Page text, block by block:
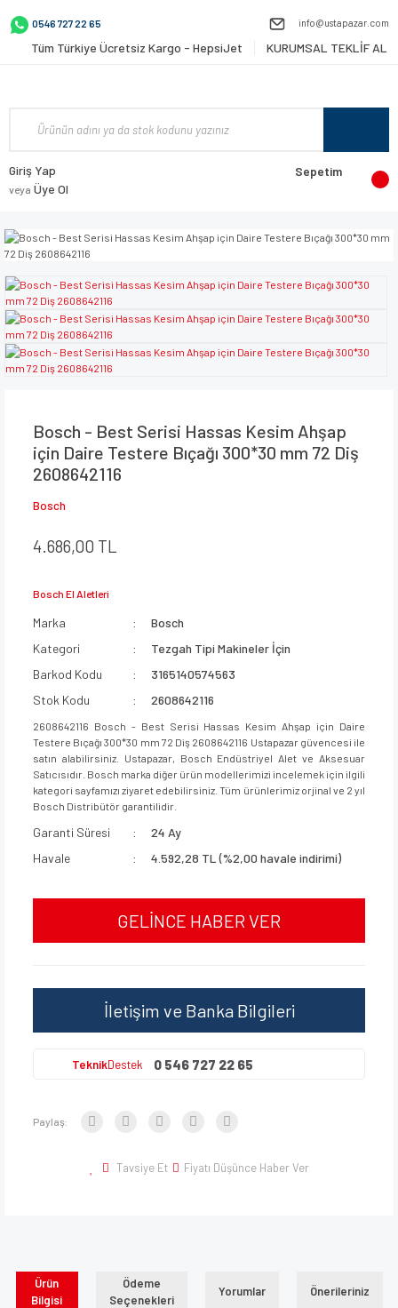
0546 727 22 65 info@ustapazar.com
Tüm Türkiye Ücretsiz Kargo - HepsiJet KURUMSAL TEKLİF AL
Giriş Yap
veya Üye Ol
Sepetim
Bosch - Best Serisi Hassas Kesim Ahşap
için Daire Testere Bıçağı 300*30 mm 72 Diş
2608642116
Bosch
4.686,00 TL
Bosch El Aletleri
Marka
Bosch
Kategori
Tezgah Tipi Makineler İçin
Barkod Kodu
3165140574563
Stok Kodu
2608642116
2608642116 Bosch - Best Serisi Hassas Kesim Ahşap için Daire
Testere Bıçağı 300*30 mm 72 Diş 2608642116 Ustapazar güvencesi ile
satın alabilirsiniz. Ustapazar, Bosch Endüstriyel Alet ve Aksesuar
Satıcısıdır. Bosch marka diğer ürün modellerimizi incelemek için ilgili
kategori sayfamızı ziyaret edebilirsiniz. Tüm ürünlerimiz orjinal ve 2 yıl
Bosch Distribütör garantilidir.
Garanti Süresi
24 Ay
Havale
4.592,28 TL (%2,00 havale indirimi)
GELİNCE HABER VER
İletişim ve Banka Bilgileri
TeknikDestek 0 546 727 22 65
Paylaş:
Tavsiye Et Fiyatı Düşünce Haber Ver
Ürün
Bilgisi
Ödeme
Seçenekleri
Yorumlar Önerileriniz